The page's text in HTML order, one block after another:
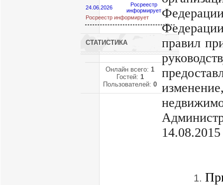
24.06.2026
Росреестр
информирует
Росреестр информирует
СТАТИСТИКА
Онлайн всего: 1
Гостей: 1
Пользователей: 0
правил